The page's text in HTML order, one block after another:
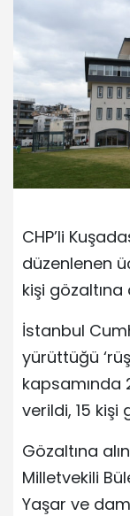
CHP’li
düzenlenen
kişi gözaltına
İstanbul
yürüttüğü
kapsamında
verildi, 15 kişi
Gözaltına
Milletvekili
Yaşar ve